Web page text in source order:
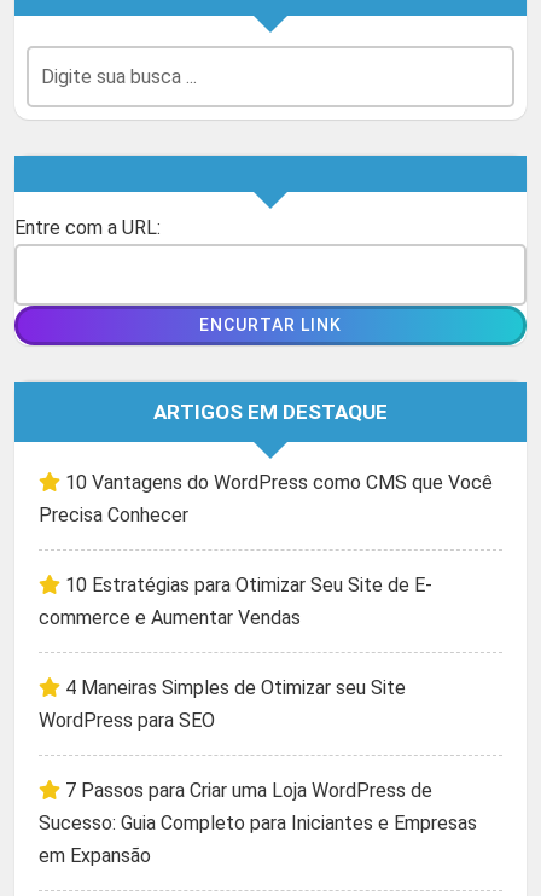
Entre com a URL:
ARTIGOS EM DESTAQUE
10 Vantagens do WordPress como CMS que Você
Precisa Conhecer
10 Estratégias para Otimizar Seu Site de E-
commerce e Aumentar Vendas
4 Maneiras Simples de Otimizar seu Site
WordPress para SEO
7 Passos para Criar uma Loja WordPress de
Sucesso: Guia Completo para Iniciantes e Empresas
em Expansão